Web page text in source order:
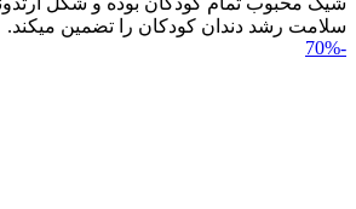
سلامت رشد دندان کودکان را تضمین می‎کند.
-70%